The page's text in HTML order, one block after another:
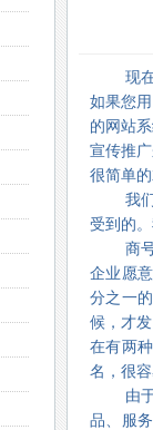
现
如果您
的网站
宣传推
很简单
我
受到的
商
企业愿
分之一
候，才
在有两
名，很
由
品、服